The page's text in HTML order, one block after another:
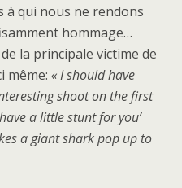
à qui nous ne rendons
hommage…
la principale victime de
même: « I should have
shoot on the first
a little stunt for you’
a giant shark pop up to